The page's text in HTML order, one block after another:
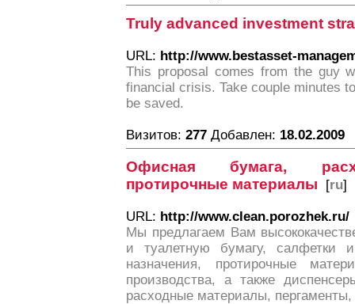
Truly advanced investment
URL: http://www.bestasset-
This proposal comes from the guy
financial crisis. Take couple minutes
be saved.
Визитов: 277 Добавлен: 18.02.2009
Офисная бумага,
протирочные материалы [ru]
URL: http://www.clean.porozhek.ru/
Мы предлагаем Вам
и туалетную бумагу, салфетки
назначения, протирочные
производства, а также
расходные материалы,